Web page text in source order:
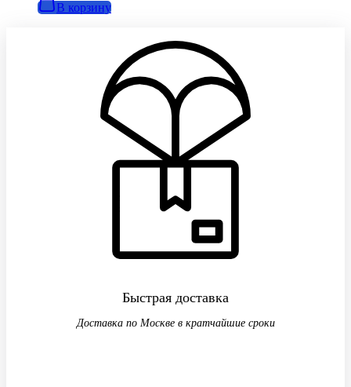
В корзину
Быстрая доставка
Доставка по Москве в кратчайшие сроки